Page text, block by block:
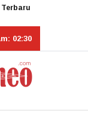
Terbaru
02:30